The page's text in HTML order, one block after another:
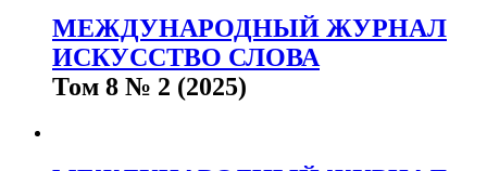
МЕЖДУНАРОДНЫЙ ЖУРНАЛ
ИСКУССТВО СЛОВА
Том 8 № 2 (2025)